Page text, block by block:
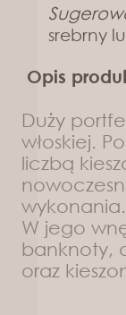
srebrny
Opis
Duży
włoskiej.
liczbą
wykonania.
W jego
banknoty,
oraz